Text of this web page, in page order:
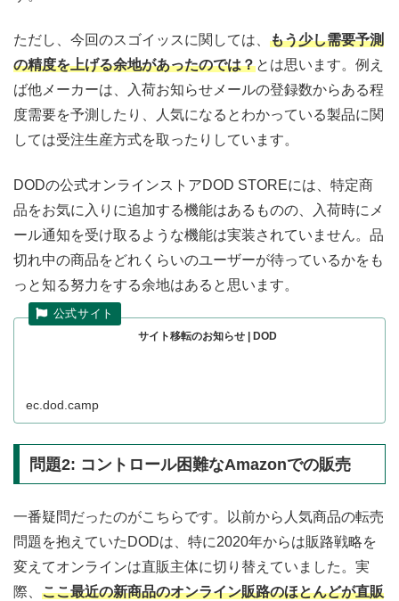
ただし、今回のスゴイッスに関しては、 もう少し需要予測
の精度を上げる余地があったのでは？とは思います。例え
ば他メーカーは、入荷お知らせメールの登録数からある程
度需要を予測したり、人気になるとわかっている製品に関
しては受注生産方式を取ったりしています。
DODの公式オンラインストアDOD STOREには、特定商
品をお気に入りに追加する機能はあるものの、入荷時にメ
ール通知を受け取るような機能は実装されていません。品
切れ中の商品をどれくらいのユーザーが待っているかをも
っと知る努力をする余地はあると思います。
サイト移転のお知らせ | DOD
ec.dod.camp
問題2: コントロール困難なAmazonでの販売
一番疑問だったのがこちらです。以前から人気商品の転売
問題を抱えていたDODは、特に2020年からは販路戦略を
変えてオンラインは直販主体に切り替えていました。実
際、 ここ最近の新商品のオンライン販路のほとんどが直販